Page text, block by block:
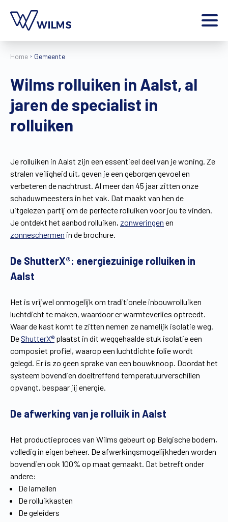
Vind een verdeler
Gratis brochure
Home
Producten
Extra
Jobs
Wilms World
Home Gemeente
Wilms rolluiken in Aalst, al
jaren de specialist in
rolluiken
Je rolluiken in Aalst zijn een essentieel deel van je woning. Ze
stralen veiligheid uit, geven je een geborgen gevoel en
verbeteren de nachtrust. Al meer dan 45 jaar zitten onze
schaduwmeesters in het vak. Dat maakt van hen de
uitgelezen partij om de perfecte rolluiken voor jou te vinden.
Je ontdekt het aanbod rolluiken, zonweringen en
zonneschermen in de brochure.
De ShutterX®: energiezuinige rolluiken in
Aalst
Het is vrijwel onmogelijk om traditionele inbouwrolluiken
luchtdicht te maken, waardoor er warmteverlies optreedt.
Waar de kast komt te zitten nemen ze namelijk isolatie weg.
DeShutterX® plaatst in dit weggehaalde stuk isolatie een
composiet profiel, waarop een luchtdichte folie wordt
gelegd. Er is zo geen sprake van een bouwknoop. Doordat het
systeem bovendien doeltreffend temperatuurverschillen
opvangt, bespaar jij energie.
De afwerking van je rolluik in Aalst
Het productieproces van Wilms gebeurt op Belgische bodem,
volledig in eigen beheer. De afwerkingsmogelijkheden worden
bovendien ook 100% op maat gemaakt. Dat betreft onder
andere:
De lamellen
De rolluikkasten
De geleiders